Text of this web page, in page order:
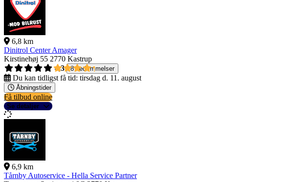
6,8 km
Dinitrol Center Amager
Kirstinehøj 55 2770 Kastrup
4,3
8 bedømmelser
Du kan tidligst få tid: tirsdag d. 11. august
Åbningstider
Få tilbud online
Se detaljer
6,9 km
Tårnby Autoservice - Hella Service Partner